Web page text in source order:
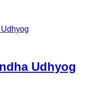
Udhyog